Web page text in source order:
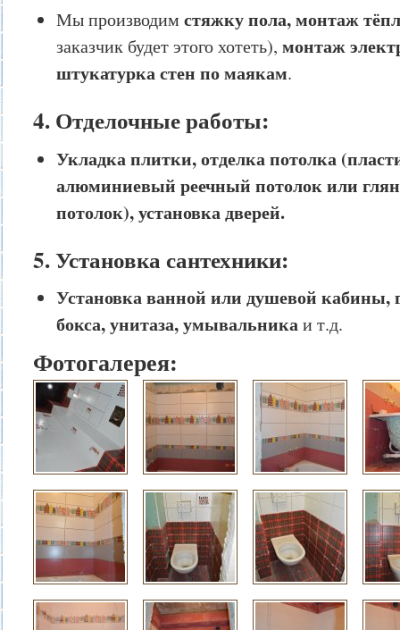
Мы производимстяжку пола, монтаж
заказчик будет этого хотеть),монтаж
штукатурка стен по маякам.
4. Отделочные работы:
Укладка плитки, отделка потолка
алюминиевый реечный потолок или
потолок), установка дверей.
5. Установка сантехники:
Установка ванной или душевой кабины,
бокса, унитаза, умывальникаи т.д.
Фотогалерея: